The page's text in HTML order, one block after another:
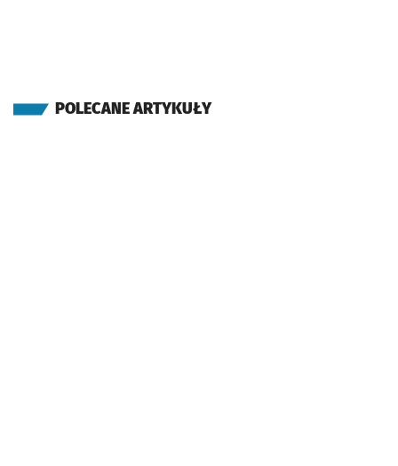
POLECANE ARTYKUŁY